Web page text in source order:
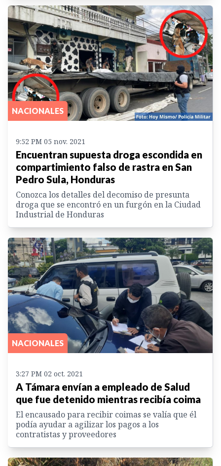
NACIONALES
9:52 PM 05 nov. 2021
Encuentran supuesta droga escondida en
compartimiento falso de rastra en San
Pedro Sula, Honduras
Conozca los detalles del decomiso de presunta
droga que se encontró en un furgón en la Ciudad
Industrial de Honduras
NACIONALES
3:27 PM 02 oct. 2021
A Támara envían a empleado de Salud
que fue detenido mientras recibía coima
El encausado para recibir coimas se valía que él
podía ayudar a agilizar los pagos a los
contratistas y proveedores